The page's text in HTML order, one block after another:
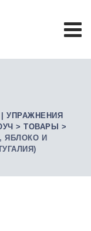
УПРАЖНЕНИЯ
> ТОВАРЫ >
ЯБЛОКО И